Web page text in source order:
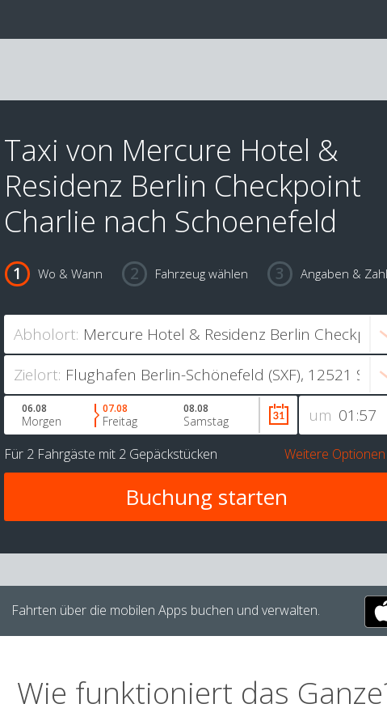
Taxi von Mercure Hotel &
Residenz Berlin Checkpoint
Charlie nach Schoenefeld
Wo & Wann Fahrzeug wählen Angaben &
Abholort:
Zielort:
um
06.08
Morgen
07.08
Freitag
08.08
Samstag
Für 2 Fahrgäste mit 2 Gepäckstücken Weitere Optionen
Fahrten über die mobilen Apps buchen und verwalten.
Wie funktioniert das